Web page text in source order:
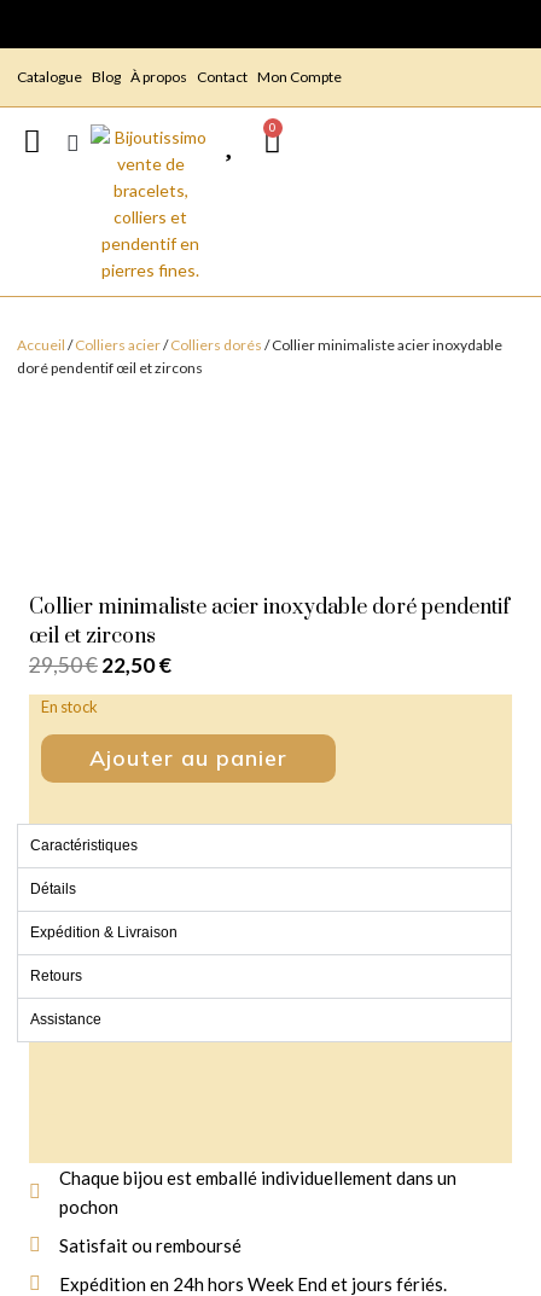
Catalogue Blog À propos Contact Mon Compte
0
Accueil /Colliers acier/Colliers dorés / Collier minimaliste acier inoxydable
doré pendentif œil et zircons
Collier minimaliste acier inoxydable doré pendentif
œil et zircons
29,50€22,50€
En stock
Ajouter au panier
Caractéristiques
Détails
Expédition & Livraison
Retours
Assistance
Livraison Gratuite
À partir de 14,90 € d'achat
Chaque bijou est emballé individuellement dans un
pochon
Satisfait ou remboursé
Expédition en 24h hors Week End et jours fériés.